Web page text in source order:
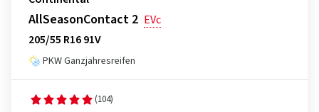
AllSeasonContact 2 EVc
205/55 R16 91V
PKW Ganzjahresreifen
(104)